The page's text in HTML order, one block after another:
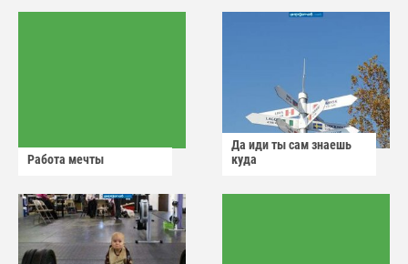
Работа мечты
Да иди ты сам знаешь
куда